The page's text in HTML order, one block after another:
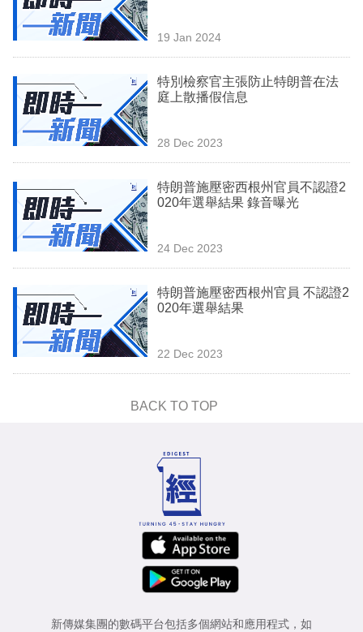
場
生
時
事
訂
閱
19 Jan 2024
特別檢察官主張防止特朗普在法
庭上散播假信息
28 Dec 2023
特朗普施壓密西根州官員不認證2
020年選舉結果 錄音曝光
24 Dec 2023
特朗普施壓密西根州官員 不認證2
020年選舉結果
22 Dec 2023
BACK TO TOP
新傳媒集團的數碼平台包括多個網站和應用程式，如